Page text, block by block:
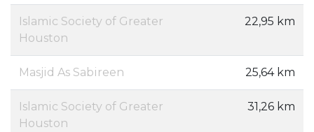
Islamic Society of Greater
Houston
22,95 km
Masjid As Sabireen 25,64 km
Islamic Society of Greater
Houston
31,26 km